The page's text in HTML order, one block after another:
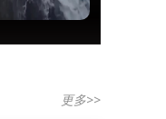
更多>>